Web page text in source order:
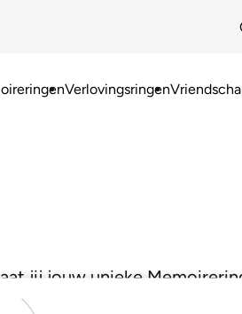
Verlovingsringen
jij jouw unieke